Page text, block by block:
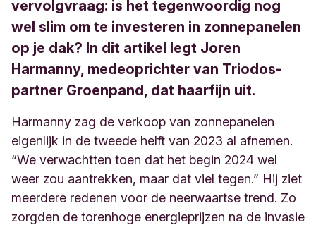
vervolgvraag: is het tegenwoordig nog
wel slim om te investeren in zonnepanelen
op je dak? In dit artikel legt Joren
Harmanny, medeoprichter van Triodos-
partner Groenpand, dat haarfijn uit.
Harmanny zag de verkoop van zonnepanelen
eigenlijk in de tweede helft van 2023 al afnemen.
“We verwachtten toen dat het begin 2024 wel
weer zou aantrekken, maar dat viel tegen.” Hij ziet
meerdere redenen voor de neerwaartse trend. Zo
zorgden de torenhoge energieprijzen na de invasie